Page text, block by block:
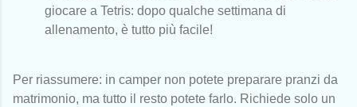
giocare a Tetris: dopo qualche settimana di
allenamento, è tutto più facile!
Per riassumere: in camper non potete preparare pranzi da
matrimonio, ma tutto il resto potete farlo. Richiede solo un